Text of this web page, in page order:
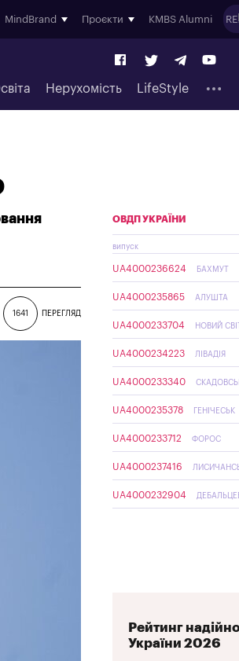
MindBrand Проєкти KMBS Alumni
Нерухомість LifeStyle
1641 ПЕРЕГЛЯД
ОВДП УКРАЇНИ
випуск
UA4000236624 БАХМУТ
UA4000235865 АЛУШТА
UA4000233704 НОВИЙ СВІТ
UA4000234223 ЛІВАДІЯ
UA4000233340
UA4000235378 ГЕНІЧЕСЬК
UA4000233712 ФОРОС
UA4000237416
UA4000232904
Рейтинг
України 2026